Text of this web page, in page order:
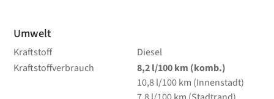
Umwelt
Kraftstoff
Diesel
Kraftstoffverbrauch
8,2l/100 km (komb.)
10,8l/100 km (Innenstadt)